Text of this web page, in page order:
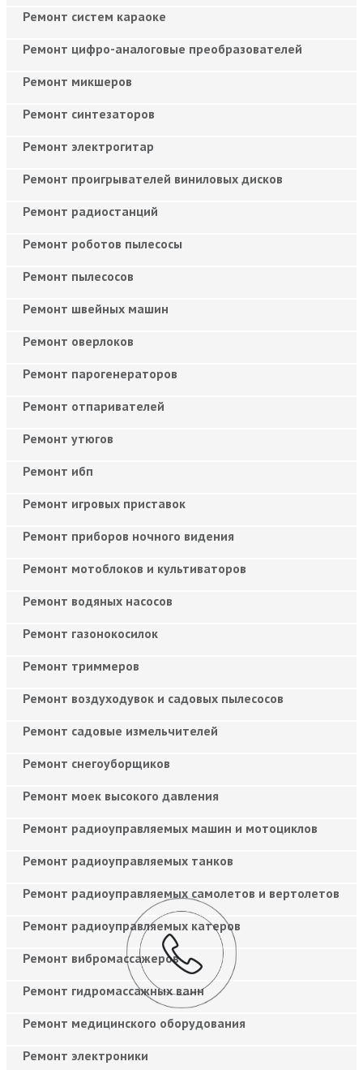
Ремонт систем караоке
Ремонт цифро-аналоговые преобразователей
Ремонт микшеров
Ремонт синтезаторов
Ремонт электрогитар
Ремонт проигрывателей виниловых дисков
Ремонт радиостанций
Ремонт роботов пылесосы
Ремонт пылесосов
Ремонт швейных машин
Ремонт оверлоков
Ремонт парогенераторов
Ремонт отпаривателей
Ремонт утюгов
Ремонт ибп
Ремонт игровых приставок
Ремонт приборов ночного видения
Ремонт мотоблоков и культиваторов
Ремонт водяных насосов
Ремонт газонокосилок
Ремонт триммеров
Ремонт воздуходувок и садовых пылесосов
Ремонт садовые измельчителей
Ремонт снегоуборщиков
Ремонт моек высокого давления
Ремонт радиоуправляемых машин и мотоциклов
Ремонт радиоуправляемых танков
Ремонт радиоуправляемых самолетов и вертолетов
Ремонт радиоуправляемых катеров
Ремонт вибромассажеров
Ремонт гидромассажных ванн
Ремонт медицинского оборудования
Ремонт электроники